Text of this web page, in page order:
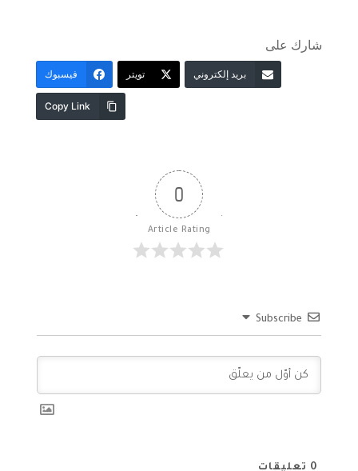
شارك على
فيسبوك تويتر بريد إلكتروني
Copy Link
0
Article Rating
Subscribe
0 تعليقات